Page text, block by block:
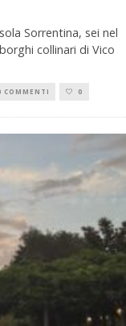
Sorrentina, sei nel
collinari di Vico
COMMENTI 0